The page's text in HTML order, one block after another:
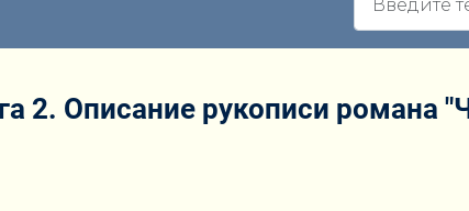
Описание рукописи романа